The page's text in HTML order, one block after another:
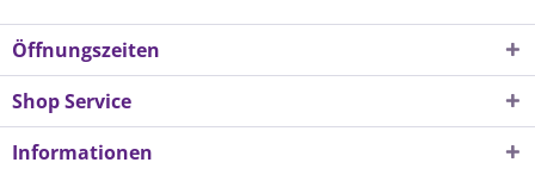
Öffnungszeiten
Shop Service
Informationen